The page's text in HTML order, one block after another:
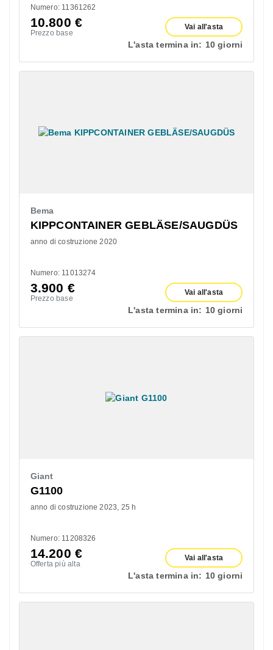
Numero: 11361262
10.800 €
Prezzo base
Vai all'asta
L'asta termina in: 10 giorni
Bema
KIPPCONTAINER GEBLÄSE/SAUGDÜS
anno di costruzione 2020
Numero: 11013274
3.900 €
Prezzo base
Vai all'asta
L'asta termina in: 10 giorni
Giant
G1100
anno di costruzione 2023 25 h
Numero: 11208326
14.200 €
Offerta più alta
Vai all'asta
L'asta termina in: 10 giorni